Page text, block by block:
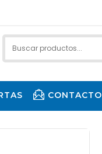
CONTACTO